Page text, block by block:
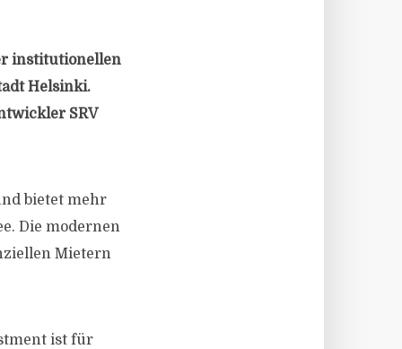
institutionellen
Helsinki.
SRV
bietet mehr
Die modernen
Mietern
ist für